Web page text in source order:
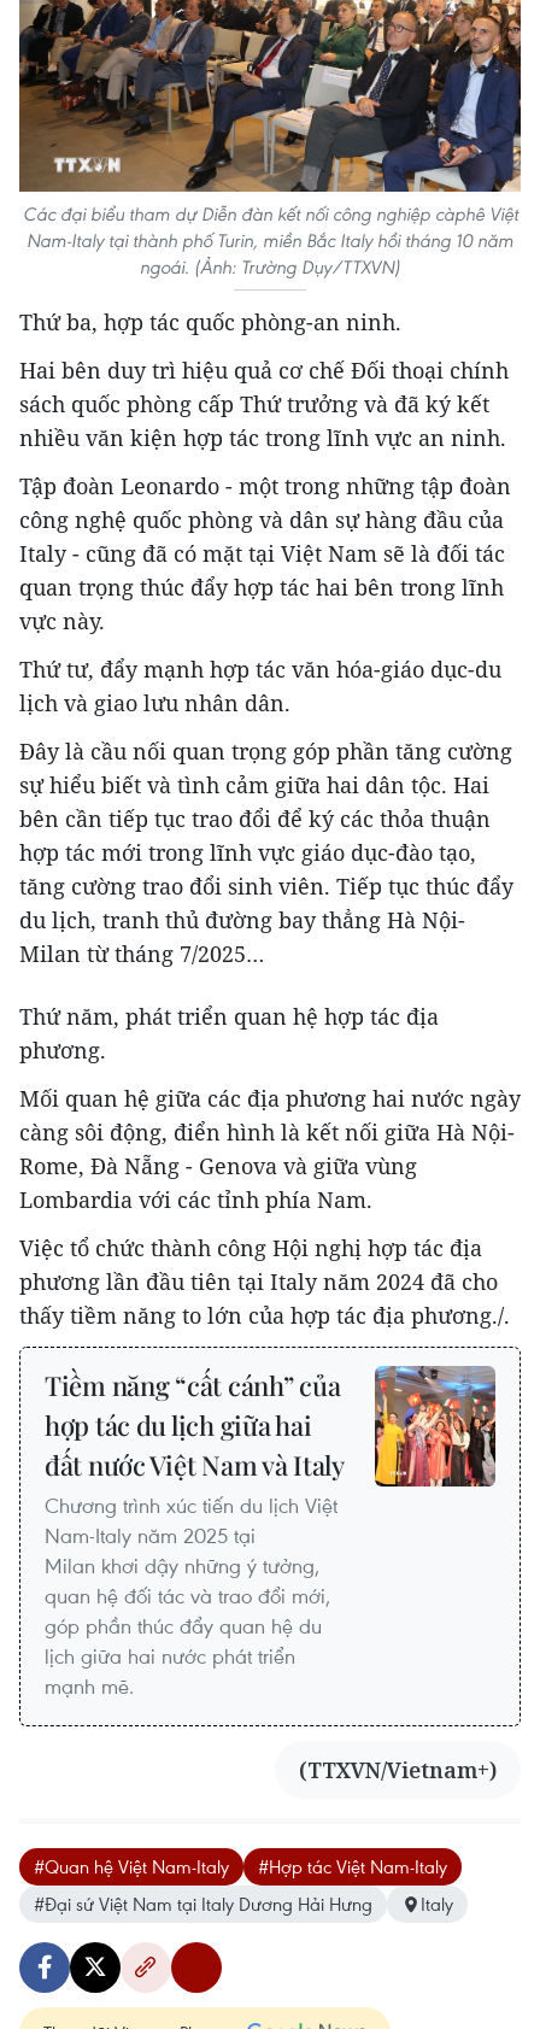
Các đại biểu tham dự Diễn đàn kết nối công nghiệp càphê Việt
Nam-Italy tại thành phố Turin, miền Bắc Italy hồi tháng 10 năm
ngoái. (Ảnh: Trường Dụy/TTXVN)
Thứ ba, hợp tác quốc phòng-an ninh.
Hai bên duy trì hiệu quả cơ chế Đối thoại chính
sách quốc phòng cấp Thứ trưởng và đã ký kết
nhiều văn kiện hợp tác trong lĩnh vực an ninh.
Tập đoàn Leonardo - một trong những tập đoàn
công nghệ quốc phòng và dân sự hàng đầu của
Italy - cũng đã có mặt tại Việt Nam sẽ là đối tác
quan trọng thúc đẩy hợp tác hai bên trong lĩnh
vực này.
Thứ tư, đẩy mạnh hợp tác văn hóa-giáo dục-du
lịch và giao lưu nhân dân.
Đây là cầu nối quan trọng góp phần tăng cường
sự hiểu biết và tình cảm giữa hai dân tộc. Hai
bên cần tiếp tục trao đổi để ký các thỏa thuận
hợp tác mới trong lĩnh vực giáo dục-đào tạo,
tăng cường trao đổi sinh viên. Tiếp tục thúc đẩy
du lịch, tranh thủ đường bay thẳng Hà Nội-
Milan từ tháng 7/2025…
Thứ năm, phát triển quan hệ hợp tác địa
phương.
Mối quan hệ giữa các địa phương hai nước ngày
càng sôi động, điển hình là kết nối giữa Hà Nội-
Rome, Đà Nẵng - Genova và giữa vùng
Lombardia với các tỉnh phía Nam.
Việc tổ chức thành công Hội nghị hợp tác địa
phương lần đầu tiên tại Italy năm 2024 đã cho
thấy tiềm năng to lớn của hợp tác địa phương./.
Tiềm năng “cất cánh” của
hợp tác du lịch giữa hai
đất nước Việt Nam và Italy
Chương trình xúc tiến du lịch Việt
Nam-Italy năm 2025 tại
Milan khơi dậy những ý tưởng,
quan hệ đối tác và trao đổi mới,
góp phần thúc đẩy quan hệ du
lịch giữa hai nước phát triển
mạnh mẽ.
(TTXVN/Vietnam+)
#Quan hệ Việt Nam-Italy
#Hợp tác Việt Nam-Italy
#Đại sứ Việt Nam tại Italy Dương Hải Hưng
Italy